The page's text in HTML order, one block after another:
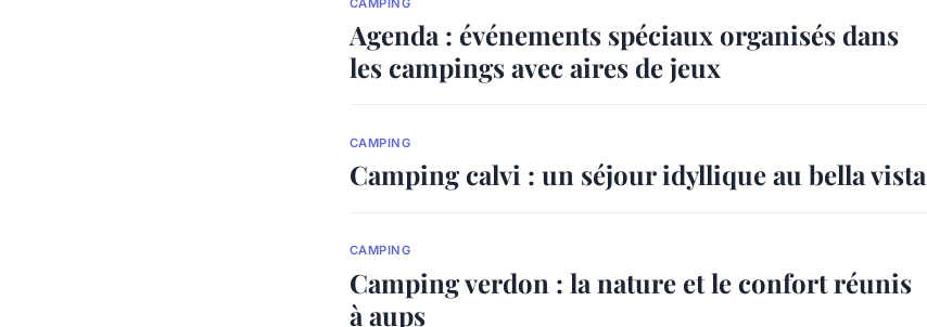
Agenda : événements spéciaux organisés dans
les campings avec aires de jeux
CAMPING
Camping calvi : un séjour idyllique au bella vista
CAMPING
Camping verdon : la nature et le confort réunis
à aups